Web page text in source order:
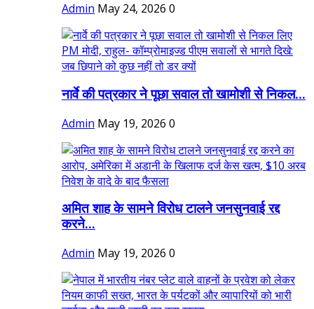
Admin May 24, 2026 0
नार्वे की पत्रकार ने पूछा सवाल तो खामोशी से निकल...
Admin May 19, 2026 0
अमित शाह के सामने विरोध टालने जनसुनवाई रद्द
करने...
Admin May 19, 2026 0